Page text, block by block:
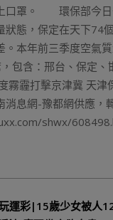
口罩。 環保部今日
狀態，保定在天下74
。本年前三季度空氣
包含：邢台、保定、
霧霾打擊京津冀 天津
消息網-豫都網供應，
shwx/
運彩|15歲少女被人